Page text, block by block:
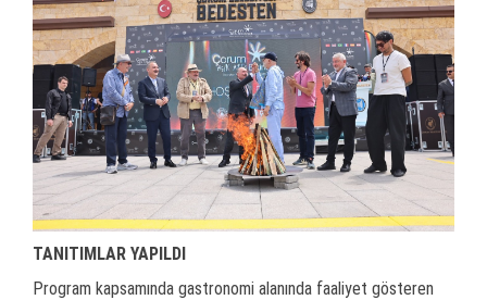
TANITIMLAR YAPILDI
Program kapsamında gastronomi alanında faaliyet gösteren